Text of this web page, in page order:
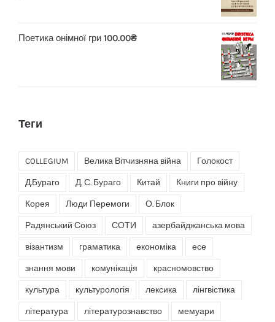
Поетика онімної гри 100.00₴
Теги
COLLEGIUM Велика Вітчизняна війна Голокост
Д.Бураго Д. С. Бураго Китай Книги про війну
Корея Люди Перемоги О. Блок
Радянський Союз СОТИ азербайджанська мова
візантизм граматика економіка есе
знання мови комунікація красномовство
культура культурологія лексика лінгвістика
література літературознавство мемуари